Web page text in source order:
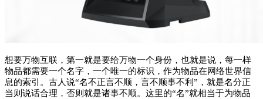
想要万物互联，第一就是要给万物一个身份，也就是说，每一样
物品都需要一个名字，一个唯一的标识，作为物品在网络世界信
息的索引。古人说“名不正言不顺，言不顺事不利”，就是名分正
当则说话合理，否则就是诸事不顺。这里的“名”就相当于为物品